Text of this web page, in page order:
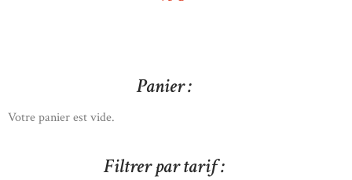
Panier :
Votre panier est vide.
Filtrer par tarif :